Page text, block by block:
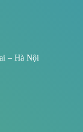
– Hà Nội